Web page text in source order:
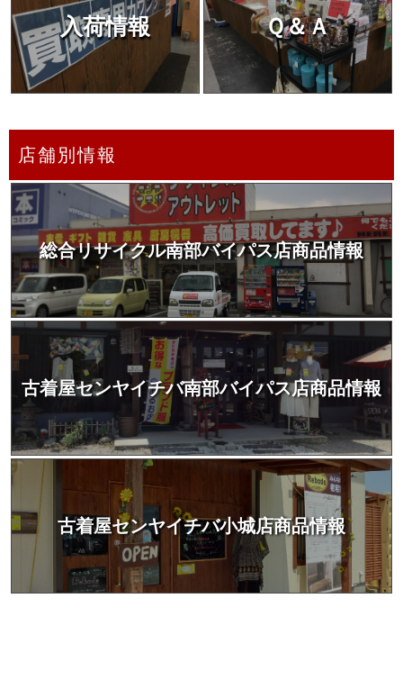
入荷情報 Ｑ＆Ａ
店舗別情報
総合リサイクル南部バイパス店商品情報
古着屋センヤイチバ南部バイパス店商品情報
古着屋センヤイチバ小城店商品情報